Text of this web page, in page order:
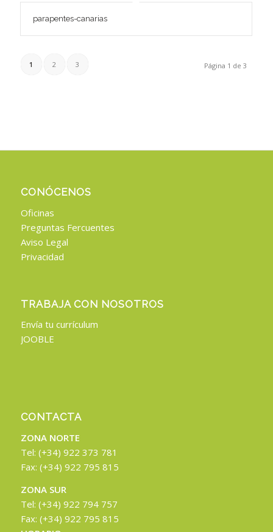
parapentes-canarias
Página 1 de 3
1 2 3
CONÓCENOS
Oficinas
Preguntas Fercuentes
Aviso Legal
Privacidad
TRABAJA CON NOSOTROS
Envía tu currículum
JOOBLE
CONTACTA
ZONA NORTE
Tel: (+34) 922 373 781
Fax: (+34) 922 795 815
ZONA SUR
Tel: (+34) 922 794 757
Fax: (+34) 922 795 815